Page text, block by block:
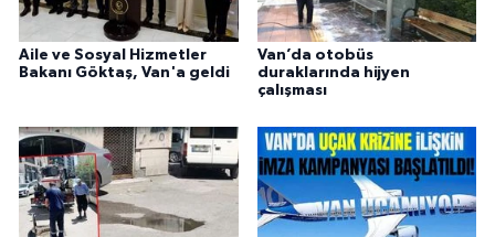
Aile ve Sosyal Hizmetler
Bakanı Göktaş, Van'a geldi
Van’da otobüs
duraklarında hijyen
çalışması